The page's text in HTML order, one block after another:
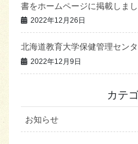
書をホームページに掲載しまし
2022年12月26日
北海道教育大学保健管理セン
2022年12月9日
カテ
お知らせ